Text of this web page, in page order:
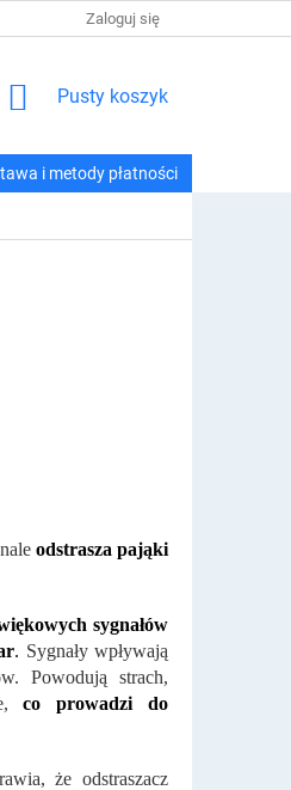
ZAKUPÓW
Zaloguj się
KOSZYK
Pusty koszyk
i metody płatności
odstrasza pająki
sygnałów
. Sygnały wpływają
Powodują strach,
co prowadzi do
że ​​odstraszacz